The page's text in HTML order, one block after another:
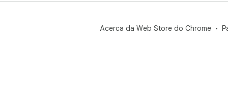
Acerca da Web Store do Chrome